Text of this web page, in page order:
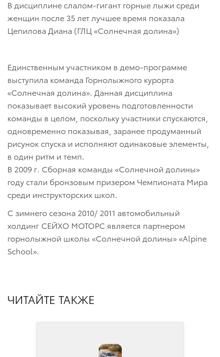
В дисциплине слалом-гигант горные лыжи среди
женщин после 35 лет лучшее время показала
Цепилова Диана (ГЛЦ «Солнечная долина»)
Единственным участником в демо-программе
выступила команда Горнолыжного курорта
«Солнечная долина». Данная дисциплина
показывает высокий уровень подготовленности
команды в целом, поскольку участники спускаются,
одновременно показывая, заранее продуманный
рисунок спуска и исполняют одинаковые элементы,
в один ритм и темп.
В 2009 г. Сборная команды «Солнечной долины»
году стали бронзовым призером Чемпионата Мира
среди инструкторских школ.
С зимнего сезона 2010/ 2011 автомобильный
холдинг СЕЙХО МОТОРС является партнером
горнолыжной школы «Солнечной долины» «Alpine
School».
ЧИТАЙТЕ ТАКЖЕ